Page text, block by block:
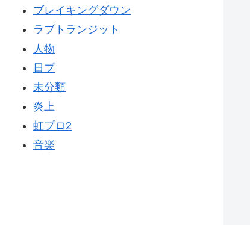
ブレイキングダウン
ラブトランジット
人物
日プ
未分類
炎上
虹プロ2
音楽